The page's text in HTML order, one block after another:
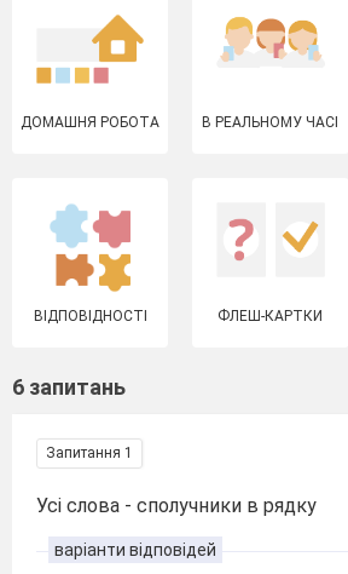
ДОМАШНЯ РОБОТА В РЕАЛЬНОМУ ЧАСІ
ВІДПОВІДНОСТІ ФЛЕШ-КАРТКИ
6 запитань
Запитання 1
Усі слова - сполучники в рядку
варіанти відповідей